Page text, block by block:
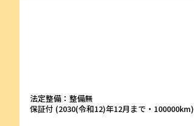
法定整備：整備無
保証付 (2030(令和12)年12月まで・100000km)